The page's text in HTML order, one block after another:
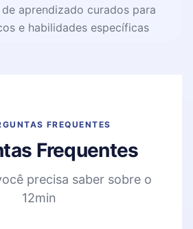
aprendizado curados para
e habilidades específicas
FREQUENTES
Frequentes
precisa saber sobre o
12min